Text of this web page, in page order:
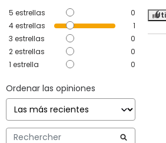
5 estrellas
0
4estrellas
1
3 estrellas
0
2estrellas
0
1 estrella 0
Ordenar las opiniones